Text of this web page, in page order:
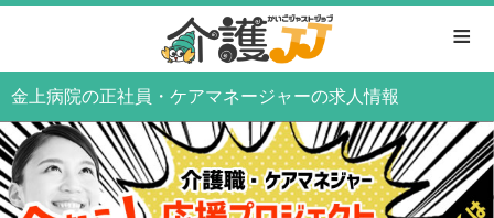
≡
金上病院の正社員・ケアマネージャーの求人情報